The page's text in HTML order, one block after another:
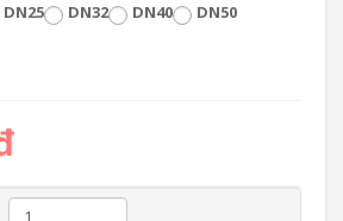
DN25 DN32 DN40 DN50